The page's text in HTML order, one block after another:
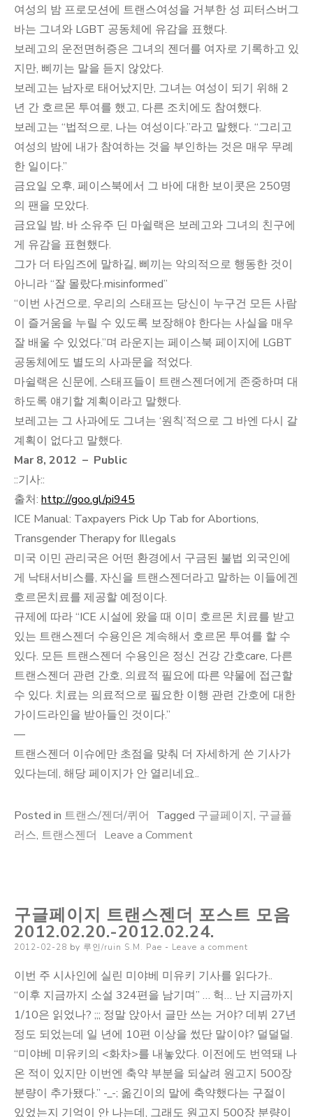
여성의 밤 프로모션에 트랜스여성을 거부한 성 피터스버그
바는 그녀와 LGBT 공동체에 유감을 표했다.
보레고의 운전면허증은 그녀의 젠더를 여자로 기록하고 있
지만, 삐끼는 말을 듣지 않았다.
보레고는 남자로 태어났지만, 그녀는 여성이 되기 위해 2
년 간 호르몬 투여를 했고, 다른 조치에도 참여했다.
보레고는 “법적으로, 나는 여성이다.”라고 말했다. “그리고
여성의 밤에 내가 참여하는 것을 부인하는 것은 매우 무례
한 일이다.”
금요일 오후, 페이스북에서 그 바에 대한 보이콧은 250명
의 팬을 모았다.
금요일 밤, 바 소유주 딘 마쉴랙은 보레고와 그녀의 친구에
게 유감을 표현했다.
그가 더 타임즈에 말하길, 삐끼는 악의적으로 행동한 것이
아니라 “잘 몰랐다.misinformed”
“이번 사건으로, 우리의 스태프는 당신이 누구건 모든 사람
이 즐거움을 누릴 수 있도록 보장해야 한다는 사실을 매우
잘 배울 수 있었다.”며 라운지는 페이스북 페이지에 LGBT
공동체에도 별도의 사과문을 적었다.
마쉴랙은 신문에, 스태프들이 트랜스젠더에게 존중하며 대
하도록 얘기할 계획이라고 말했다.
보레고는 그 사과에도 그녀는 ‘원칙’적으로 그 바엔 다시 갈
계획이 없다고 말했다.
Mar 8, 2012 – Public
::기사::
출처: http://goo.gl/pi945
ICE Manual: Taxpayers Pick Up Tab for Abortions,
Transgender Therapy for Illegals
미국 이민 관리국은 어떤 환경에서 구금된 불법 외국인에
게 낙태서비스를, 자신을 트랜스젠더라고 말하는 이들에겐
호르몬치료를 제공할 예정이다.
규제에 따라 “ICE 시설에 왔을 때 이미 호르몬 치료를 받고
있는 트랜스젠더 수용인은 계속해서 호르몬 투여를 할 수
있다. 모든 트랜스젠더 수용인은 정신 건강 간호care, 다른
트랜스젠더 관련 간호, 의료적 필요에 따른 약물에 접근할
수 있다. 치료는 의료적으로 필요한 이행 관련 간호에 대한
가이드라인을 받아들인 것이다.”
—
트랜스젠더 이슈에만 초점을 맞춰 더 자세하게 쓴 기사가
있다는데, 해당 페이지가 안 열리네요..
Posted in 트랜스/젠더/퀴어 Tagged 구글페이지, 구글플
러스, 트랜스젠더 Leave a Commenton
이
지
트
랜
스
젠
더
포
스
트
모
구글페이지 트랜스젠더 포스트 모음
2012.02.20.-2012.02.24.
Posted
2012-02-28 by 루인/ruin S.M. Pae Leave a comment
이번 주 시사인에 실린 미야베 미유키 기사를 읽다가..
“이후 지금까지 소설 324편을 남기며” … 헉… 난 지금까지
1/10은 읽었나? ;;; 정말 앉아서 글만 쓰는 거야? 데뷔 27년
정도 되었는데 일 년에 10편 이상을 썼단 말이야? 덜덜덜.
“미야베 미유키의 <화차>를 내놓았다. 이전에도 번역돼 나
온 적이 있지만 이번엔 축약 부분을 되살려 원고지 500장
분량이 추가됐다.” -_-; 옮긴이의 말에 축약했다는 구절이
있었는지 기억이 안 나는데, 그래도 원고지 500장 분량이